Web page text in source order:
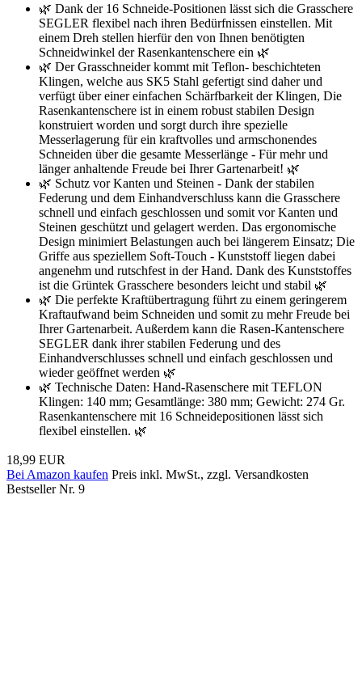
🌿 Dank der 16 Schneide-Positionen lässt sich die Grasschere
SEGLER flexibel nach ihren Bedürfnissen einstellen. Mit
einem Dreh stellen hierfür den von Ihnen benötigten
Schneidwinkel der Rasenkantenschere ein 🌿
🌿 Der Grasschneider kommt mit Teflon- beschichteten
Klingen, welche aus SK5 Stahl gefertigt sind daher und
verfügt über einer einfachen Schärfbarkeit der Klingen, Die
Rasenkantenschere ist in einem robust stabilen Design
konstruiert worden und sorgt durch ihre spezielle
Messerlagerung für ein kraftvolles und armschonendes
Schneiden über die gesamte Messerlänge - Für mehr und
länger anhaltende Freude bei Ihrer Gartenarbeit! 🌿
🌿 Schutz vor Kanten und Steinen - Dank der stabilen
Federung und dem Einhandverschluss kann die Grasschere
schnell und einfach geschlossen und somit vor Kanten und
Steinen geschützt und gelagert werden. Das ergonomische
Design minimiert Belastungen auch bei längerem Einsatz; Die
Griffe aus speziellem Soft-Touch - Kunst­stoff liegen dabei
angenehm und rutschfest in der Hand. Dank des Kunststoffes
ist die Grüntek Grasschere besonders leicht und stabil 🌿
🌿 Die perfekte Kraftübertragung führt zu einem geringerem
Kraftaufwand beim Schneiden und somit zu mehr Freude bei
Ihrer Gartenarbeit. Außerdem kann die Rasen-Kantenschere
SEGLER dank ihrer stabilen Federung und des
Einhandverschlusses schnell und einfach geschlossen und
wieder geöffnet werden 🌿
🌿 Technische Daten: Hand-Rasenschere mit TEFLON
Klingen: 140 mm; Gesamtlänge: 380 mm; Gewicht: 274 Gr.
Rasenkantenschere mit 16 Schneidepositionen lässt sich
flexibel einstellen. 🌿
18,99 EUR
Bei Amazon kaufen Preis inkl. MwSt., zzgl. Versandkosten
Bestseller Nr. 9